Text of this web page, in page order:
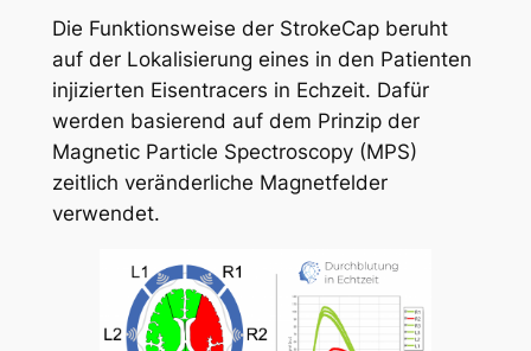
Die Funktionsweise der StrokeCap beruht
auf der Lokalisierung eines in den Patienten
injizierten Eisentracers in Echzeit. Dafür
werden basierend auf dem Prinzip der
Magnetic Particle Spectroscopy (MPS)
zeitlich veränderliche Magnetfelder
verwendet.